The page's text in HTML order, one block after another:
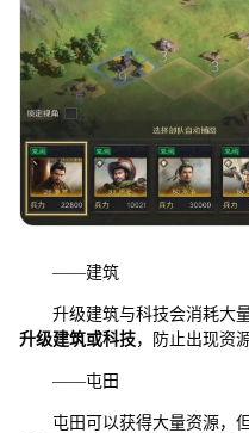
——建筑
升级建筑与科技会消耗大量
升级建筑或科技，防止出现资
——屯田
屯田可以获得大量资源，但